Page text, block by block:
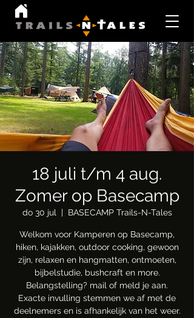
18 juli t/m 4 aug.
Zomer op Basecamp
do 30 jul
  |
BASECAMP Trails-N-Tales
Welkom voor Kamperen op Basecamp,
hiken, kajakken, outdoor cooking, gewoon
zijn, relaxen en hangmatten, ontmoeten,
bijbelstudie, bushcraft en more.
Belangstelling? mail of meld je aan.
Exacte invulling stemmen we af met de
deelnemers en is afhankelijk van het weer.